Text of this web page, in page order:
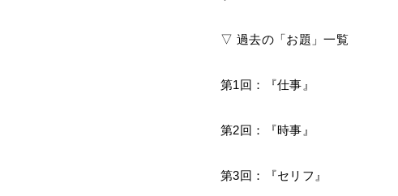
▽ 過去の「お題」一覧
第1回：『仕事』
第2回：『時事』
第3回：『セリフ』